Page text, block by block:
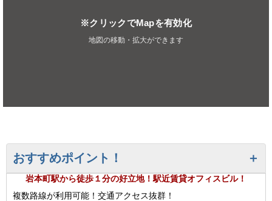
※クリックでMapを有効化
地図の移動・拡大ができます
おすすめポイント！
岩本町駅から徒歩１分の好立地！駅近賃貸オフィスビル！
複数路線が利用可能！交通アクセス抜群！